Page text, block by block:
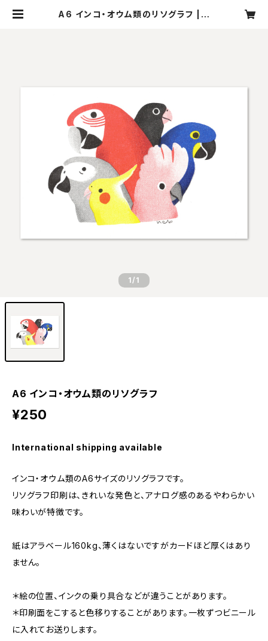
A6 インコ・オウム類のリソグラフ | n
1/1
A6 インコ・オウム類のリソグラフ
¥250
International shipping available
インコ・オウム類のA6サイズのリソグラフです。
リソグラフ印刷は、きれいな発色と、アナログ感のあるやわらかい
味わいが特徴です。
紙はアラベール160kg、薄くはないですがカードほど厚くはあり
ません。
＊絵の位置、インクの乗り具合などが違うことがあります。
＊印刷面をこすると色移りすることがあります。一枚ずつビニール
に入れてお送りします。